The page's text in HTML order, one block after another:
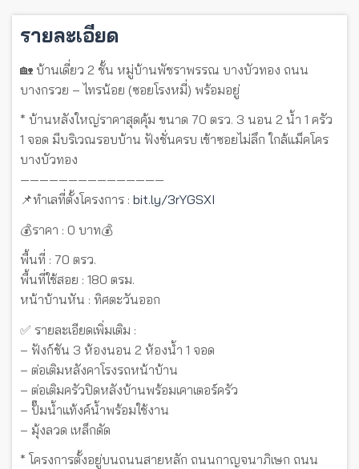
รายละเอียด
🏡 บ้านเดี่ยว 2 ชั้น หมู่บ้านพัชราพรรณ บางบัวทอง ถนน
บางกรวย – ไทรน้อย (ซอยโรงหมี่) พร้อมอยู่
* บ้านหลังใหญ่ราคาสุดคุ้ม ขนาด 70 ตรว. 3 นอน 2 น้ำ 1 ครัว
1 จอด มีบริเวณรอบบ้าน ฟังชั่นครบ เข้าซอยไม่ลึก ใกล้แม็คโคร
บางบัวทอง
———————————————
📌ทำเลที่ตั้งโครงการ : bit.ly/3rYGSXI
💰ราคา : 0 บาท💰
พื้นที่ : 70 ตรว.
พื้นที่ใช้สอย : 180 ตรม.
หน้าบ้านหัน : ทิศตะวันออก
✅ รายละเอียดเพิ่มเติม :
– ฟังก์ชัน 3 ห้องนอน 2 ห้องน้ำ 1 จอด
– ต่อเติมหลังคาโรงรถหน้าบ้าน
– ต่อเติมครัวปิดหลังบ้านพร้อมเคาเตอร์ครัว
– ปั๊มน้ำแท้งค์น้ำพร้อมใช้งาน
– มุ้งลวด เหล็กดัด
* โครงการตั้งอยู่บนถนนสายหลัก ถนนกาญจนาภิเษก ถนน